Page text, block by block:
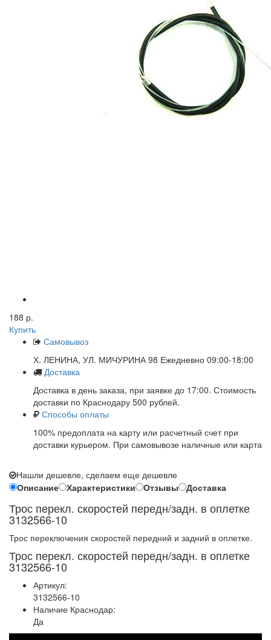
188 р.
Купить
Самовывоз
Х. ЛЕНИНА, УЛ. МИЧУРИНА 98 Ежедневно 09:00-18:00
Доставка
Доставка в день заказа, при заявке до 17:00. Стоимость
доставки по Краснодару 500 рублей.
Способы оплаты
100% предоплата на карту или расчетный счет при
доставки курьером. При самовывозе наличные или карта
Нашли дешевле, сделаем еще дешевле
Описание
Характеристики Отзывы Доставка
Трос перекл. скоростей передн/задн. в оплетке
3132566-10
Трос переключения скоростей передний и задний в оплетке.
Трос перекл. скоростей передн/задн. в оплетке
3132566-10
Артикул:
3132566-10
Наличие Краснодар:
Да